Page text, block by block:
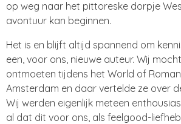
op weg naar het pittoreske dorpje
avontuur kan beginnen.
Het is en blijft altijd spannend om
een, voor ons, nieuwe auteur. Wij
ontmoeten tijdens het World of
Amsterdam en daar vertelde ze over
Wij werden eigenlijk meteen
al dat dit voor ons, als feelgood-